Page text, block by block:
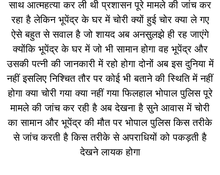
साथ आत्महत्या कर ली थी प्रशासन पूरे मामले की जांच कर
रहा है लेकिन भूपेंद्र के घर में चोरी क्यों हुई चोर क्या ले गए
ऐसे बहुत से सवाल है जो शायद अब अनसुलझे ही रह जाएंगे
क्योंकि भूपेंद्र के घर में जो भी सामान होगा वह भूपेंद्र और
उसकी पत्नी की जानकारी में रहो होगा दोनों अब इस दुनिया में
नहीं इसलिए निश्चित तौर पर कोई भी बताने की स्थिति में नहीं
होगा क्या चोरी गया क्या नहीं गया फिलहाल भोपाल पुलिस पूरे
मामले की जांच कर रही है अब देखना है सुने आवास में चोरी
का सामान और भूपेंद्र की मौत पर भोपाल पुलिस किस तरीके
से जांच करती है किस तरीके से अपराधियों को पकड़ती है
देखने लायक होगा